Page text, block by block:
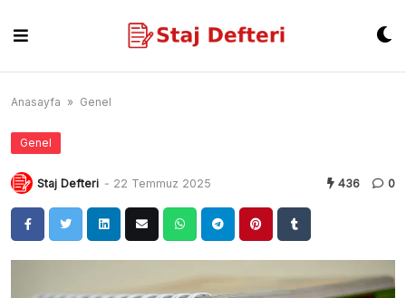
content
Anasayfa » Genel
Genel
Staj Defteri - 22 Temmuz 2025 436 0